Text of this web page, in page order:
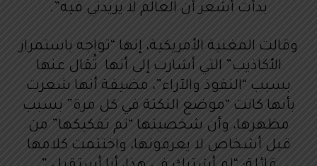
بدأت أشعر أن العالم لا يريدني فيه”.
وقالت المغنية الأمريكية، إنها “تواجه باستمرار
الأكاذيب” التي أشارت إلى أنها تُقال عنها
بسبب “النفوذ والآراء”، مضيفة أنها شعرت
بأنها كانت “موضع النكتة في كل مرة” بسبب
مظهرها، وأن شخصيتها “تم تفكيكها” من
قبل أشخاص لا يعرفونها، واختتمت كلامها